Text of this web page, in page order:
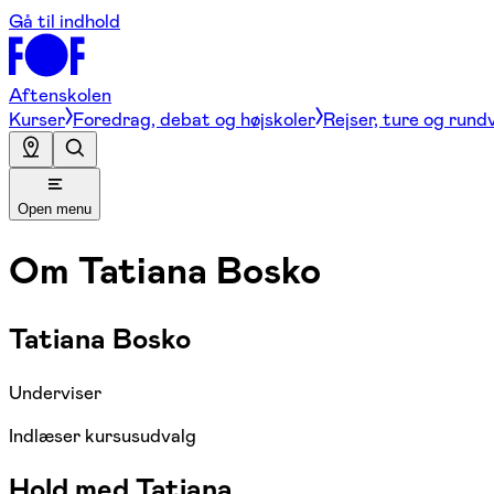
Gå til indhold
Aftenskolen
Kurser Foredrag, debat og højskoler Rejser, ture og
Open menu
Om Tatiana Bosko
Tatiana Bosko
Underviser
Indlæser kursusudvalg